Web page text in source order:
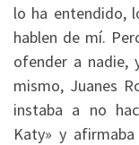
lo ha entendido,
hablen de mí.
ofender a nadie,
mismo, Juanes
instaba a no
Katy» y